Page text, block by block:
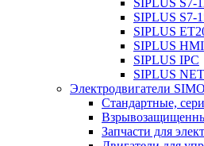
SIPLUS S7-
SIPLUS S7-
SIPLUS
SIPLUS HMI
SIPLUS IPC
SIPLUS NET
Электродвигатели
Стандартные,
Запчасти для